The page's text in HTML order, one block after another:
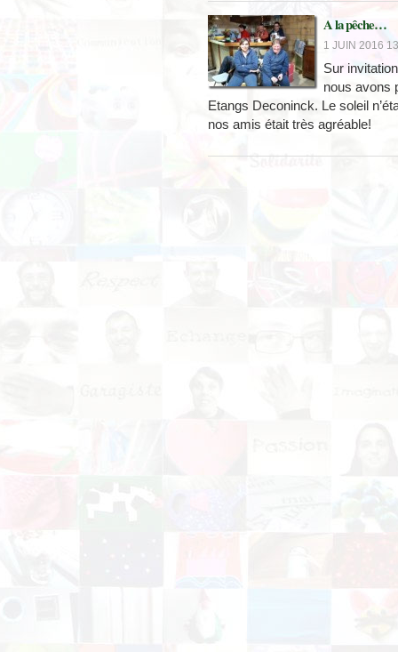
A la pêche…
1 JUIN 2016
Sur
nous avons
Etangs Deconinck. Le soleil
nos amis était très agréable!